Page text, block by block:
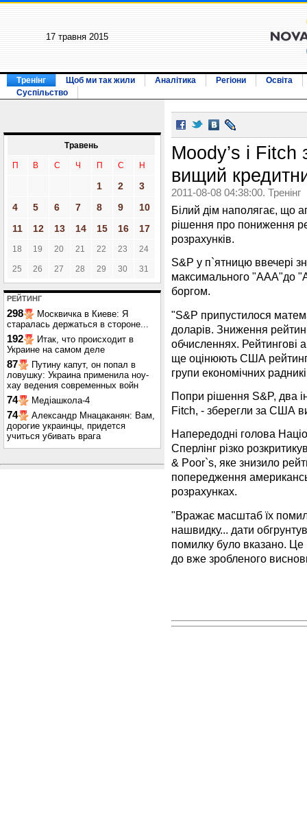
17 травня 2015
Тренінг Щоб ми так жили Аналітика Регіони
Освіта
Суспільство
Травень
П В С Ч П С Н
1 2
3
4
5 6 7 8 9
10
11
12 13 14 15 16 17
18 19 20 21 22 23 24
25 26 27 28 29 30 31
РЕЙТИНГ
298
Москвичка в Киеве: Я
старалась держаться в стороне...
192
Итак, что происходит в
Украине на самом деле
87
Путину капут, он попал в
ловушку: Украина применила ноу-
хау ведения современных войн
74 Медіашкола-4
74
Александр Мнацаканян: Вам,
дорогие украинцы, придется
учиться убивать врага
Moody’s і
вищий
2011-08-08 04:38:00. Тренінг
Білий дім наполягає, що
рішення про пониження
розрахунків.
S&P у п`ятницю ввечері
максимального "ААА"до
боргом.
"S&P припустилося
доларів. Зниження
обчисленнях. Рейтингові
ще оцінюють США
групи економічних
Попри рішення S&P, два
Fitch, - зберегли за США
Напередодні голова
Сперлінг різко
& Poor`s, яке знизило
попередження
розрахунках.
"Вражає масштаб їх
нашвидку... дати
помилку було вказано.
до вже зробленого